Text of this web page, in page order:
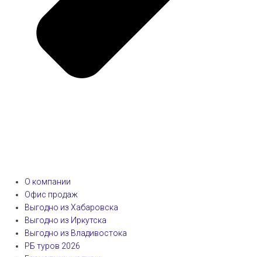
О компании
Офис продаж
Выгодно из Хабаровска
Выгодно из Иркутска
Выгодно из Владивостока
РБ туров 2026